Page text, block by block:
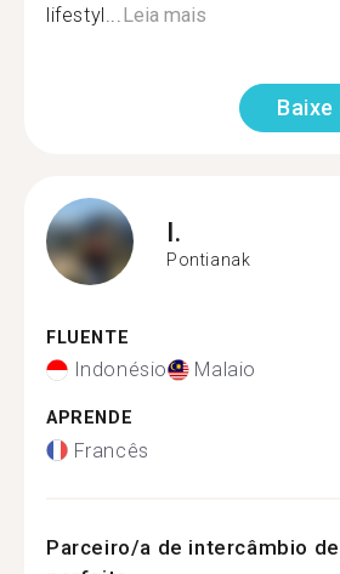
lifestyl... Leia mais
I.
Pontianak
FLUENTE
Indonésio Malaio
APRENDE
Francês
Parceiro/a de intercâmbio